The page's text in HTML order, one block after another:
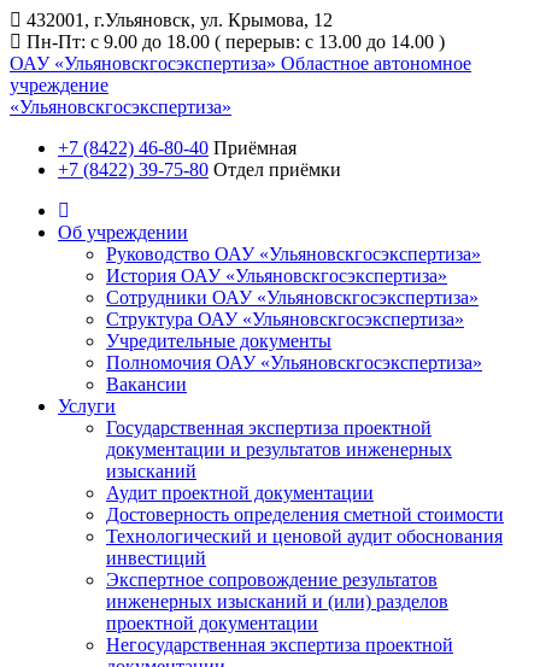
432001, г.Ульяновск, ул. Крымова, 12
Пн-Пт: с 9.00 до 18.00 ( перерыв: с 13.00 до 14.00 )
ОАУ «Ульяновскгосэкспертиза» Областное автономное
учреждение
«Ульяновскгосэкспертиза»
+7 (8422) 46-80-40 Приёмная
+7 (8422) 39-75-80 Отдел приёмки
Об учреждении
Руководство ОАУ «Ульяновскгосэкспертиза»
История ОАУ «Ульяновскгосэкспертиза»
Сотрудники ОАУ «Ульяновскгосэкспертиза»
Структура ОАУ «Ульяновскгосэкспертиза»
Учредительные документы
Полномочия ОАУ «Ульяновскгосэкспертиза»
Вакансии
Услуги
Государственная экспертиза проектной
документации и результатов инженерных
изысканий
Аудит проектной документации
Достоверность определения сметной стоимости
Технологический и ценовой аудит обоснования
инвестиций
Экспертное сопровождение результатов
инженерных изысканий и (или) разделов
проектной документации
Негосударственная экспертиза проектной